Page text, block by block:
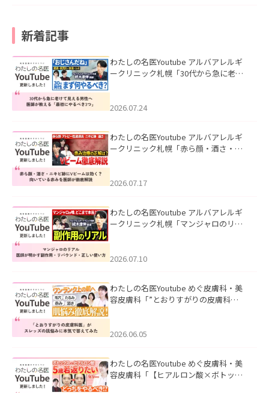
新着記事
わたしの名医Youtube アルバアレルギ
ークリニック札幌「30代から急に老け
た。
2026.07.24
わたしの名医Youtube アルバアレルギ
ークリニック札幌「赤ら顔・酒さ・ニ
した。
2026.07.17
わたしの名医Youtube アルバアレルギ
ークリニック札幌「マンジャロのリア
た。
2026.07.10
わたしの名医Youtube めぐ皮膚科・美
容皮膚科「”とおりすがりの皮膚科
2026.06.05
わたしの名医Youtube めぐ皮膚科・美
容皮膚科「【ヒアルロン酸×ボトック